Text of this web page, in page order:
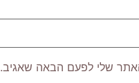
שלי לפעם הבאה שאגיב.